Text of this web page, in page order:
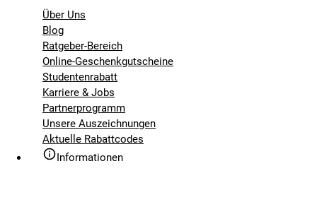
Über Uns
Blog
Ratgeber-Bereich
Online-Geschenkgutscheine
Studentenrabatt
Karriere & Jobs
Partnerprogramm
Unsere Auszeichnungen
Aktuelle Rabattcodes
Informationen